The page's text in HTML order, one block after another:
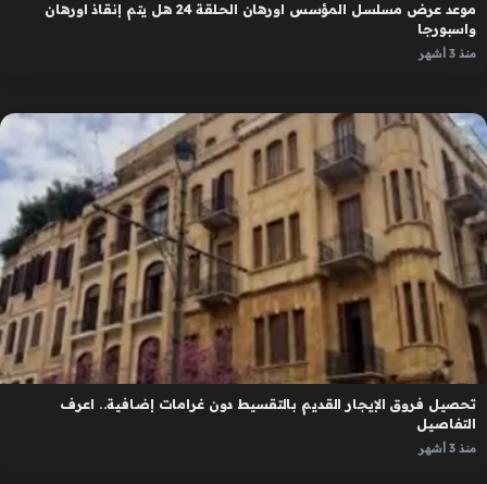
موعد عرض مسلسل المؤسس اورهان الحلقة 24 هل يتم إنقاذ اورهان
واسبورجا
منذ 3 أشهر
تحصيل فروق الإيجار القديم بالتقسيط دون غرامات إضافية.. اعرف
التفاصيل
منذ 3 أشهر